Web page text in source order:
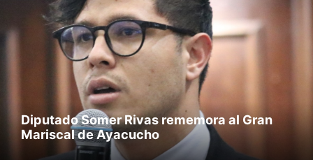
Diputado Somer Rivas rememora al Gran
Mariscal de Ayacucho